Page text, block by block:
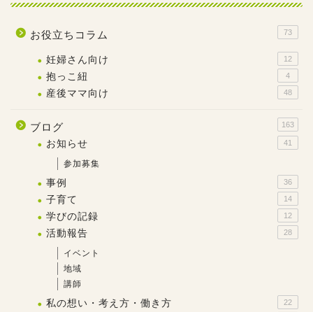
お役立ちコラム 73
妊婦さん向け 12
抱っこ紐 4
産後ママ向け 48
ブログ 163
お知らせ 41
参加募集
事例 36
子育て 14
学びの記録 12
活動報告 28
イベント
地域
講師
私の想い・考え方・働き方 22